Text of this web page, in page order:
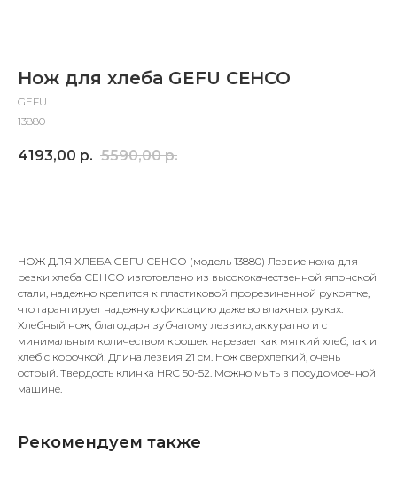
Нож для хлеба GEFU СЕНСО
GEFU
13880
4193,00 р. 5590,00 р.
НОЖ ДЛЯ ХЛЕБА GEFU СЕНСО (модель 13880) Лезвие ножа для
резки хлеба СЕНСО изготовлено из высококачественной японской
стали, надежно крепится к пластиковой прорезиненной рукоятке,
что гарантирует надежную фиксацию даже во влажных руках.
Хлебный нож, благодаря зубчатому лезвию, аккуратно и с
минимальным количеством крошек нарезает как мягкий хлеб, так и
хлеб с корочкой. Длина лезвия 21 см. Нож сверхлегкий, очень
острый. Твердость клинка HRC 50-52. Можно мыть в посудомоечной
машине.
Рекомендуем также